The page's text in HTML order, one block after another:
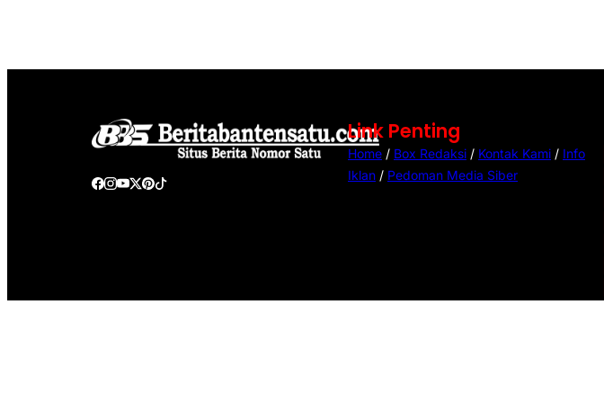
Link Penting
Home / Box Redaksi / Kontak Kami / Info
Iklan / Pedoman Media Siber